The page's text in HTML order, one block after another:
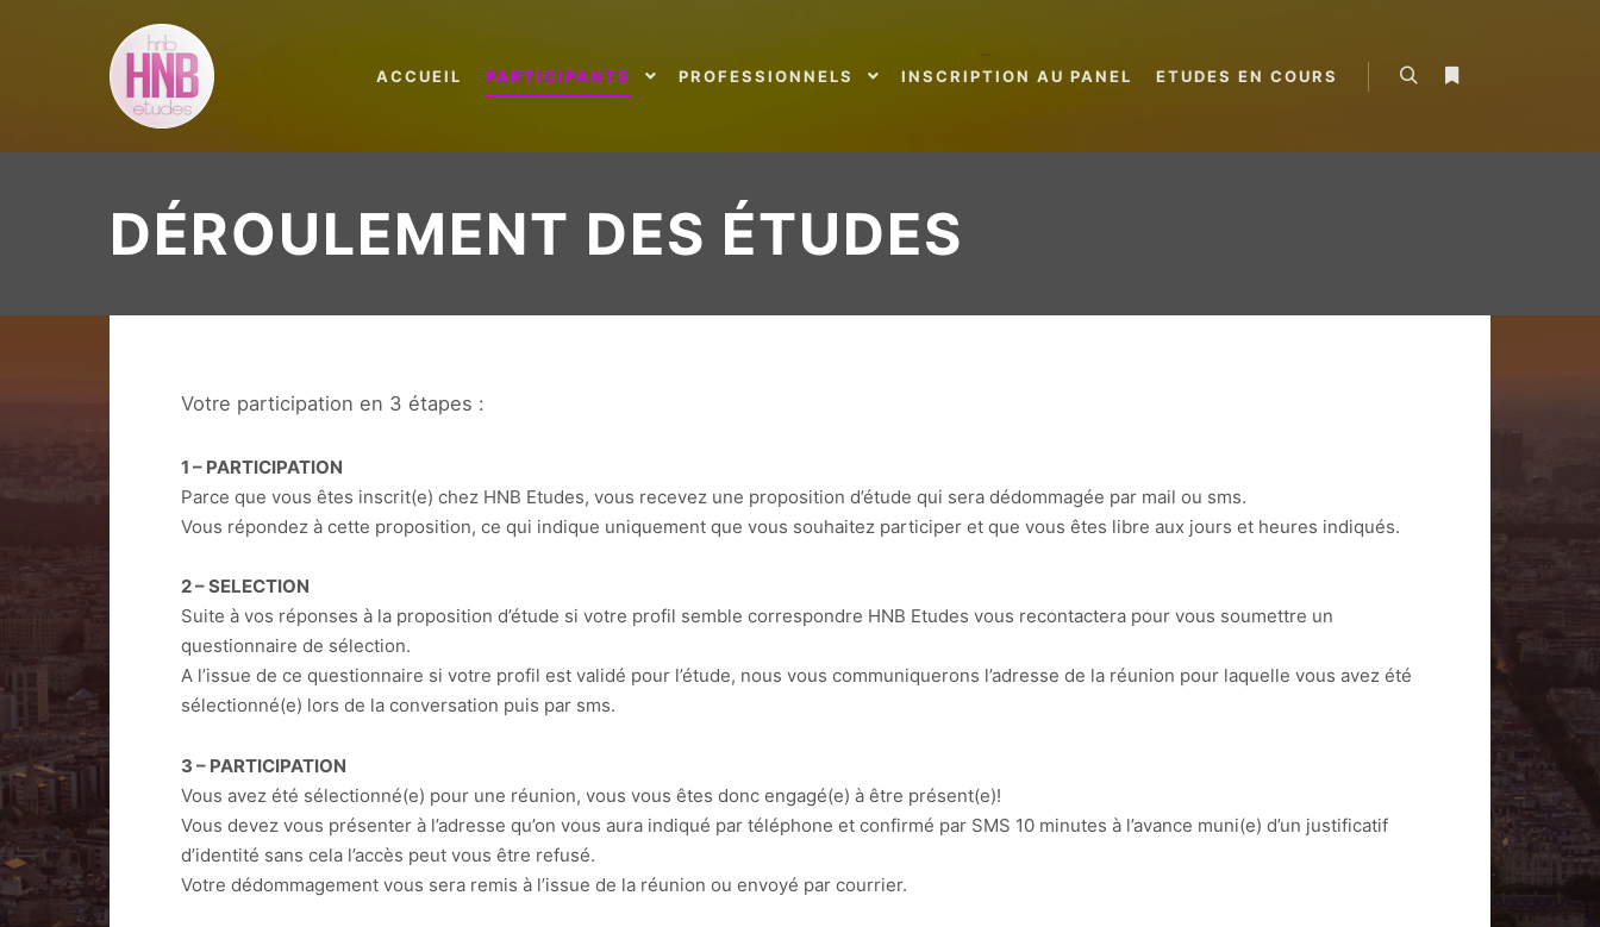
ACCUEIL PARTICIPANTS PROFESSIONNELS INSCRIPTION AU PANEL ETUDES EN COURS
DÉROULEMENT DES ÉTUDES
Votre participation en 3 étapes :
1 – PARTICIPATION
Parce que vous êtes inscrit(e) chez HNB Etudes, vous recevez une proposition d’étude qui sera dédommagée par mail ou sms.
Vous répondez à cette proposition, ce qui indique uniquement que vous souhaitez participer et que vous êtes libre aux jours et heures indiqués.
2 – SELECTION
Suite à vos réponses à la proposition d’étude si votre profil semble correspondre HNB Etudes vous recontactera pour vous soumettre un
questionnaire de sélection.
A l’issue de ce questionnaire si votre profil est validé pour l’étude, nous vous communiquerons l’adresse de la réunion pour laquelle vous avez été
sélectionné(e) lors de la conversation puis par sms.
3 – PARTICIPATION
Vous avez été sélectionné(e) pour une réunion, vous vous êtes donc engagé(e) à être présent(e)!
Vous devez vous présenter à l’adresse qu’on vous aura indiqué par téléphone et confirmé par SMS 10 minutes à l’avance muni(e) d’un justificatif
d’identité sans cela l’accès peut vous être refusé.
Votre dédommagement vous sera remis à l’issue de la réunion ou envoyé par courrier.